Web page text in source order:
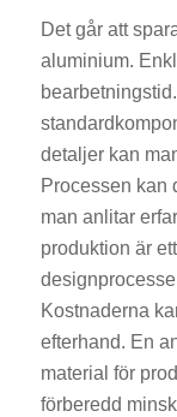
Det går att
aluminium.
detaljer kan
Processen kan
man anlitar
produktion är
Kostnaderna
efterhand. En
material för
förberedd